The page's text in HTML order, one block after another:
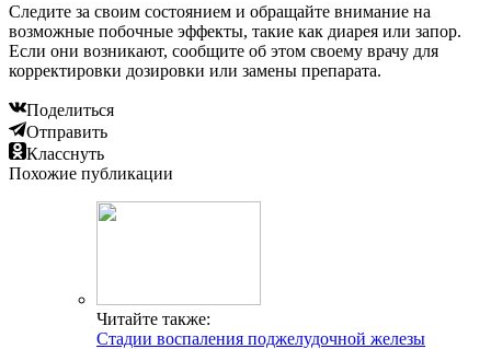
Следите за своим состоянием и обращайте внимание на
возможные побочные эффекты, такие как диарея или запор.
Если они возникают, сообщите об этом своему врачу для
корректировки дозировки или замены препарата.
Поделиться
Отправить
Класснуть
Похожие публикации
Читайте также:
Стадии воспаления поджелудочной железы